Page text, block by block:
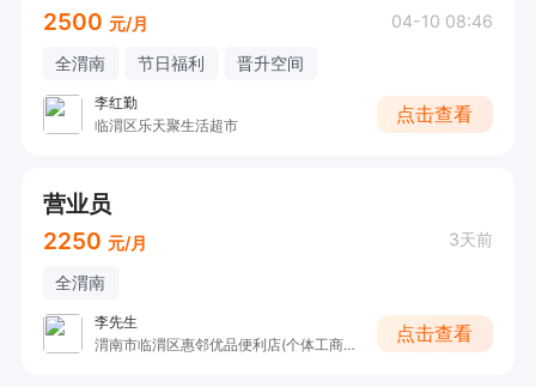
2500 元/月 04-10 08:46
全渭南 节日福利 晋升空间
李红勤
临渭区乐天聚生活超市
点击查看
营业员
2250 元/月 3天前
全渭南
李先生
渭南市临渭区惠邻优品便利店(个体工商户)
点击查看